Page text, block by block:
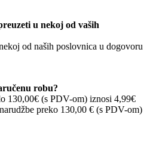
u nekoj od vaših
od naših poslovnica u dogovoru
robu?
130,00€ (s PDV-om) iznosi 4,99€
preko 130,00 € (s PDV-om)